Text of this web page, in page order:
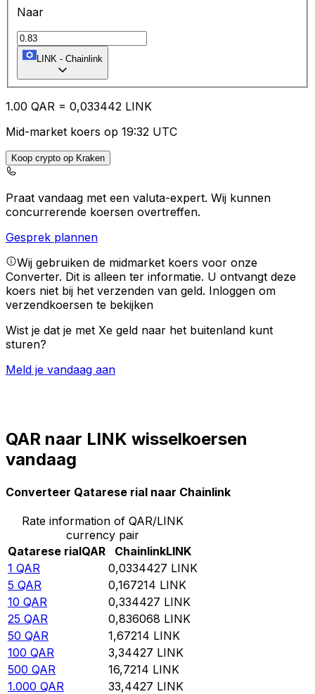
Naar
LINK - Chainlink
1.00 QAR = 0,033442 LINK
Mid-market koers op 19:32 UTC
Koop crypto op Kraken
Praat vandaag met een valuta-expert. Wij kunnen
concurrerende koersen overtreffen.
Gesprek plannen
Wij gebruiken de midmarket koers voor onze
Converter. Dit is alleen ter informatie. U ontvangt deze
koers niet bij het verzenden van geld. Inloggen om
verzendkoersen te bekijken
Wist je dat je met Xe geld naar het buitenland kunt
sturen?
Meld je vandaag aan
QAR naar LINK wisselkoersen
vandaag
Converteer Qatarese rial naar Chainlink
Rate information of QAR/LINK
currency pair
Qatarese rialQAR ChainlinkLINK
1 QAR 0,0334427 LINK
5 QAR 0,167214 LINK
10 QAR 0,334427 LINK
25 QAR 0,836068 LINK
50 QAR 1,67214 LINK
100 QAR 3,34427 LINK
500 QAR 16,7214 LINK
1.000 QAR 33,4427 LINK